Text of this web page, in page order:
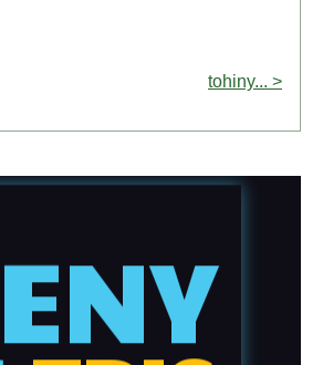
tohiny... >